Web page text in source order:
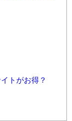
トがお得？